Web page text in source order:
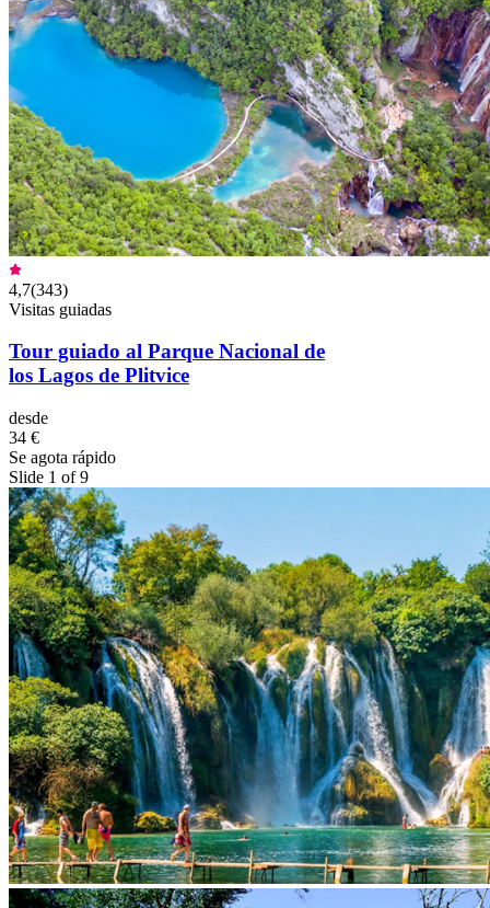
4,7(343)
Visitas guiadas
Tour guiado al Parque Nacional de
los Lagos de Plitvice
desde
34 €
Se agota rápido
Slide 1 of 9